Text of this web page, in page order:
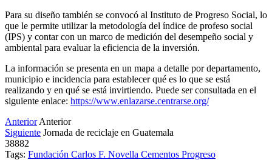
Para su diseño también se convocó al Instituto de Progreso Social, lo
que le permite utilizar la metodología del índice de profeso social
(IPS) y contar con un marco de medición del desempeño social y
ambiental para evaluar la eficiencia de la inversión.
La información se presenta en un mapa a detalle por departamento,
municipio e incidencia para establecer qué es lo que se está
realizando y en qué se está invirtiendo. Puede ser consultada en el
siguiente enlace: https://www.enlazarse.centrarse.org/
Anterior Anterior
Siguiente Jornada de reciclaje en Guatemala
38882
Tags: Fundación Carlos F. Novella Cementos Progreso